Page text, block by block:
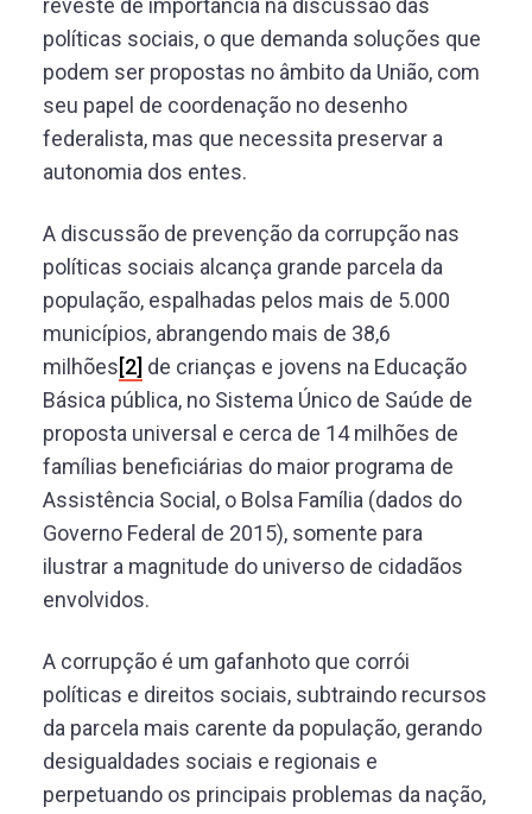
reveste de importância na discussão das
políticas sociais, o que demanda soluções que
podem ser propostas no âmbito da União, com
seu papel de coordenação no desenho
federalista, mas que necessita preservar a
autonomia dos entes.
A discussão de prevenção da corrupção nas
políticas sociais alcança grande parcela da
população, espalhadas pelos mais de 5.000
municípios, abrangendo mais de 38,6
milhões[2] de crianças e jovens na Educação
Básica pública, no Sistema Único de Saúde de
proposta universal e cerca de 14 milhões de
famílias beneficiárias do maior programa de
Assistência Social, o Bolsa Família (dados do
Governo Federal de 2015), somente para
ilustrar a magnitude do universo de cidadãos
envolvidos.
A corrupção é um gafanhoto que corrói
políticas e direitos sociais, subtraindo recursos
da parcela mais carente da população, gerando
desigualdades sociais e regionais e
perpetuando os principais problemas da nação,